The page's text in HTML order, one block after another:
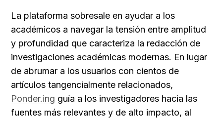
La plataforma sobresale en ayudar a los
académicos a navegar la tensión entre amplitud
y profundidad que caracteriza la redacción de
investigaciones académicas modernas. En lugar
de abrumar a los usuarios con cientos de
Ponder.ing guía a los investigadores hacia las
fuentes más relevantes y de alto impacto, al